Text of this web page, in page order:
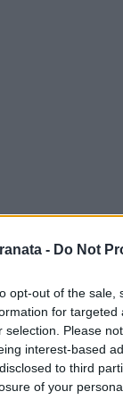
- Do Not
opt-out of the
for
selection. Please
interest-based
to third
of your
A
dopo
:
un
2 gol uno